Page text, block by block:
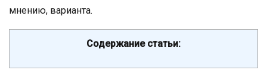
мнению, варианта.
Содержание статьи: